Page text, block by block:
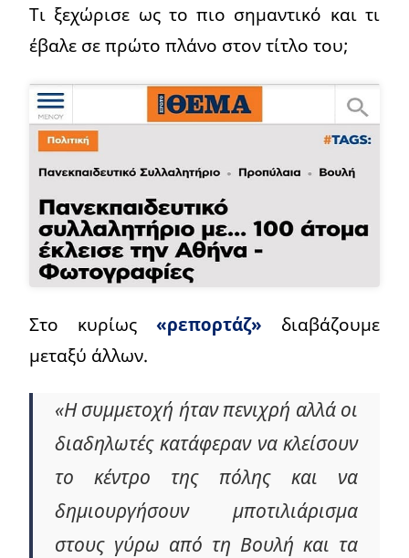
Τι ξεχώρισε ως το πιο σημαντικό και τι
έβαλε σε πρώτο πλάνο στον τίτλο του;
Στο κυρίως «ρεπορτάζ» διαβάζουμε
μεταξύ άλλων.
«Η συμμετοχή ήταν πενιχρή αλλά οι
διαδηλωτές κατάφεραν να κλείσουν
το κέντρο της πόλης και να
δημιουργήσουν μποτιλιάρισμα
στους γύρω από τη Βουλή και τα